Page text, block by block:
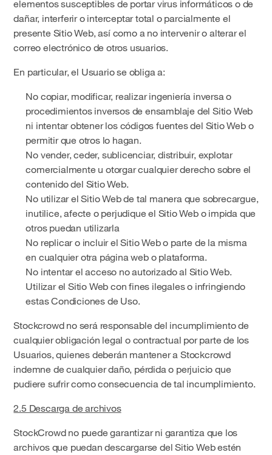
elementos susceptibles de portar virus informáticos o de
dañar, interferir o interceptar total o parcialmente el
presente Sitio Web, así como a no intervenir o alterar el
correo electrónico de otros usuarios.
En particular, el Usuario se obliga a:
No copiar, modificar, realizar ingeniería inversa o
procedimientos inversos de ensamblaje del Sitio Web
ni intentar obtener los códigos fuentes del Sitio Web o
permitir que otros lo hagan.
No vender, ceder, sublicenciar, distribuir, explotar
comercialmente u otorgar cualquier derecho sobre el
contenido del Sitio Web.
No utilizar el Sitio Web de tal manera que sobrecargue,
inutilice, afecte o perjudique el Sitio Web o impida que
otros puedan utilizarla
No replicar o incluir el Sitio Web o parte de la misma
en cualquier otra página web o plataforma.
No intentar el acceso no autorizado al Sitio Web.
Utilizar el Sitio Web con fines ilegales o infringiendo
estas Condiciones de Uso.
Stockcrowd no será responsable del incumplimiento de
cualquier obligación legal o contractual por parte de los
Usuarios, quienes deberán mantener a Stockcrowd
indemne de cualquier daño, pérdida o perjuicio que
pudiere sufrir como consecuencia de tal incumplimiento.
2.5 Descarga de archivos
StockCrowd no puede garantizar ni garantiza que los
archivos que puedan descargarse del Sitio Web estén